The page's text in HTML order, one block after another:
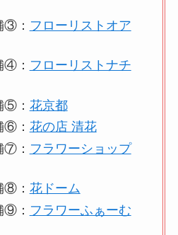
③： フローリストオア
④： フローリストナチ
⑤： 花京都
⑥： 花の店 清花
⑦： フラワーショップ
⑧： 花ドーム
⑨： フラワーふぁーむ